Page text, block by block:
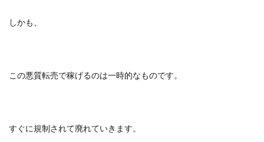
しかも、
この悪質転売で稼げるのは一時的なものです。
すぐに規制されて廃れていきます。